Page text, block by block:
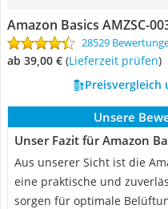
Amazon Basics AMZSC-
28529
ab 39,00 € (Lieferzeit prüfen)
Preisvergleich
Unsere
Unser Fazit für Amazon
Aus unserer Sicht ist die
eine praktische und
sorgen für optimale